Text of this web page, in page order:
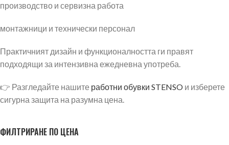
ФИЛТРИРАНЕ ПО ЦЕНА
производство и сервизна работа
монтажници и технически персонал
Практичният дизайн и функционалността ги правят
подходящи за интензивна ежедневна употреба.
👉 Разгледайте нашите работни обувки STENSO и изберете
сигурна защита на разумна цена.